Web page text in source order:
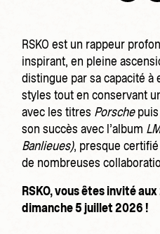
RSKO est un rappeur
inspirant, en pleine
distingue par sa capacité
styles tout en conservant
avec les titres Porschepuis
son succès avec l’album
Banlieues), presque
de nombreuses
RSKO, vous êtes invité
dimanche 5 juillet 2026 !